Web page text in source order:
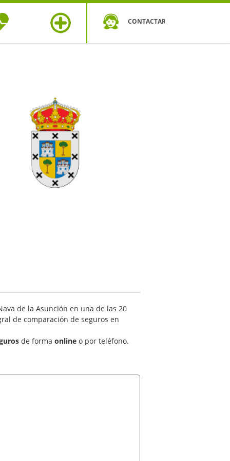
MÁS
SEGUROS
CONTACTAR
de la Asunción en una de las 20
de comparación de seguros en
de forma online o por teléfono.